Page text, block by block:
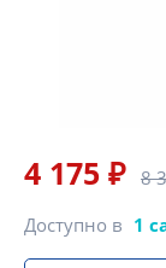
4 175 ₽ 8
Доступно в 1